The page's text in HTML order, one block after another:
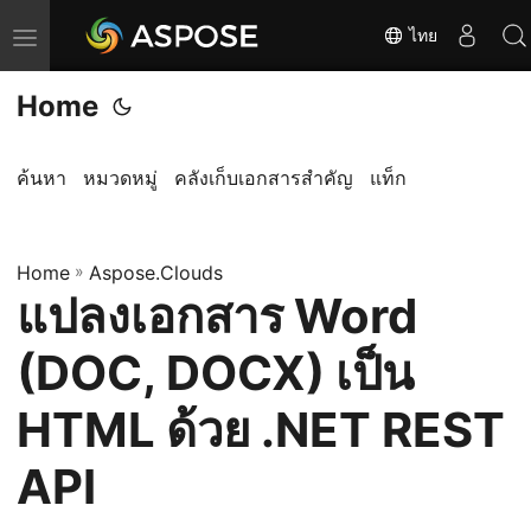
T
o
g
l
a
v
i
g
t
i
o
ไทย
Home
ค้นหา หมวดหมู่ คลังเก็บเอกสารสำคัญ แท็ก
Home » Aspose.Clouds
แปลงเอกสาร Word
(DOC, DOCX) เป็น
HTML ด้วย .NET REST
API